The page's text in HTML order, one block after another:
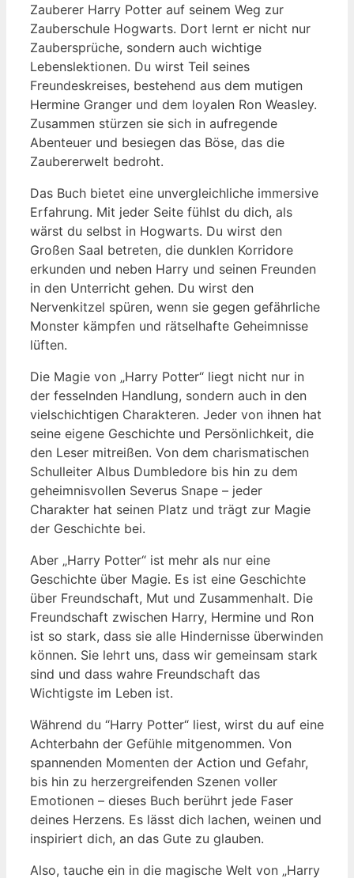
Zauberer Harry⁣ Potter auf seinem Weg zur
Zauberschule Hogwarts. Dort lernt er nicht nur
Zaubersprüche, sondern auch wichtige‍
Lebenslektionen. Du wirst Teil seines
Freundeskreises, bestehend ⁤aus dem‍ mutigen ​
Hermine Granger ⁢und⁤ dem loyalen Ron Weasley.
Zusammen ​stürzen sie sich in aufregende
Abenteuer⁤ und besiegen das Böse, ⁣das die
Zaubererwelt bedroht.
Das Buch bietet eine unvergleichliche immersive
Erfahrung.⁢ Mit jeder⁢ Seite fühlst du⁣ dich, als
wärst du selbst in Hogwarts. Du wirst⁤ den
Großen⁤ Saal betreten, die dunklen Korridore
erkunden und neben Harry und seinen Freunden
in ​den Unterricht‌ gehen. Du wirst den
Nervenkitzel spüren, wenn sie gegen gefährliche
‍Monster kämpfen und ​rätselhafte Geheimnisse
lüften.
Die Magie ⁢von „Harry Potter“ ‍liegt⁤ nicht nur in
der fesselnden ⁤Handlung, sondern​ auch in den
vielschichtigen⁢ Charakteren. Jeder von ihnen hat
​seine eigene Geschichte und ⁣Persönlichkeit, die
⁣den Leser mitreißen. Von dem charismatischen
Schulleiter‍ Albus Dumbledore bis hin zu dem
geheimnisvollen⁣ Severus Snape – ⁢jeder
Charakter‍ hat​ seinen Platz und trägt zur Magie
der Geschichte bei.
Aber‌ „Harry Potter“ ist mehr als nur eine
Geschichte‌ über⁤ Magie. Es ist ⁢eine Geschichte
über Freundschaft, Mut und ⁢Zusammenhalt. Die
Freundschaft‌ zwischen Harry, ‍Hermine ⁢und Ron
ist so stark,‍ dass ⁢sie alle Hindernisse ⁢überwinden
können. Sie lehrt⁣ uns, ​dass wir gemeinsam stark
sind und dass wahre Freundschaft das⁢
Wichtigste im ⁢Leben ist.
Während du ⁤“Harry Potter“ liest, wirst ⁣du⁤ auf eine
Achterbahn ⁢der ⁣Gefühle⁣ mitgenommen. Von
spannenden‌ Momenten der Action und Gefahr,
bis hin zu herzergreifenden Szenen voller⁤
Emotionen – dieses Buch berührt jede Faser
deines Herzens. Es lässt ​dich lachen, weinen ‍und
inspiriert dich, an ⁤das ‌Gute​ zu glauben.
Also,‍ tauche ein ⁢in⁣ die magische Welt ⁣von „Harry⁣